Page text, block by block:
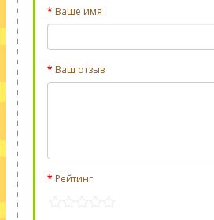
Ваше имя
Ваш отзыв
Рейтинг